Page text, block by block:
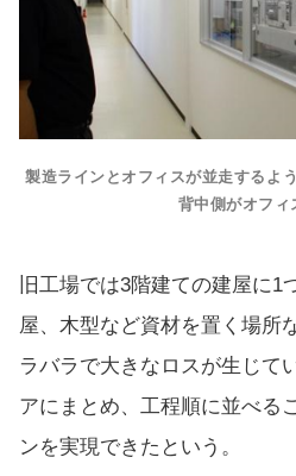
製造ラインとオフィスが並走するよ
背中側がオフィ
旧工場では3階建ての建屋に1
屋、木型など資材を置く場所
ラバラで大きなロスが生じて
アにまとめ、工程順に並べる
ンを実現できたという。